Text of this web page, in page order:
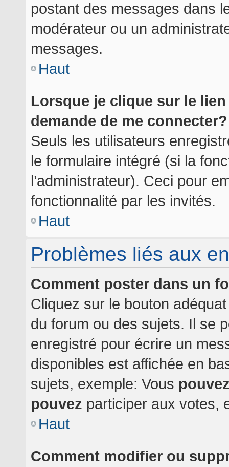
postant des messages dans
modérateur ou un
messages.
Haut
Lorsque je clique sur le
demande de me connecter?
Seuls les utilisateurs
le formulaire intégré (si la
l’administrateur). Ceci pour
fonctionnalité par les invités.
Haut
Problèmes liés aux
Comment poster dans un
Cliquez sur le bouton
du forum ou des sujets. Il se
enregistré pour écrire un
disponibles est affichée en
sujets, exemple: Vous
pouvez participer aux votes,
Haut
Comment modifier ou